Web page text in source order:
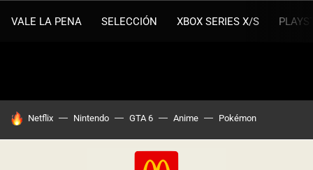
VALE LA PENA SELECCIÓN XBOX SERIES X/S
HOY SE HABLA DE
Netflix Nintendo GTA 6 Anime Pokémon